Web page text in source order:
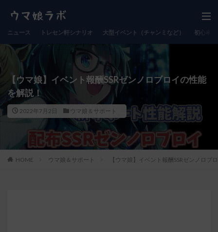
ニュース トレセン軒シナリオ 大型イベント（チャンミなど） 初心者
【ウマ娘】イベント報酬SSRゼンノロブロイの性能
を解説！
2022年7月2日 ウマ娘＆サポート
HOME ウマ娘＆サポート 【ウマ娘】イベント報酬SSRゼンノロブ